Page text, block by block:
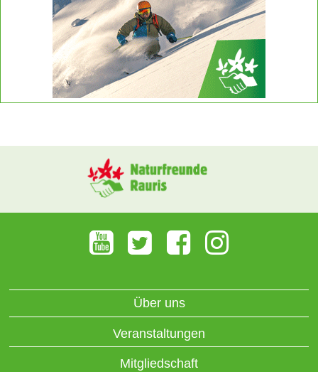
Über uns
Veranstaltungen
Mitgliedschaft